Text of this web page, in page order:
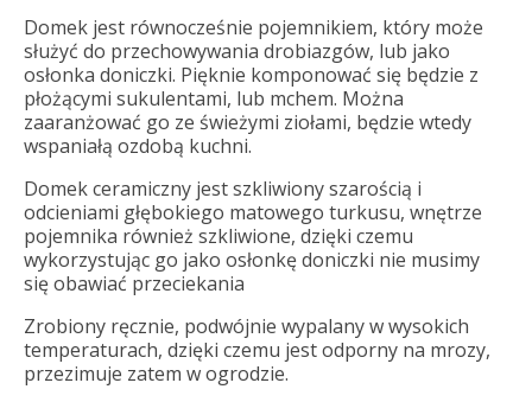
Domek jest równocześnie pojemnikiem, który może
służyć do przechowywania drobiazgów, lub jako
osłonka doniczki. Pięknie komponować się będzie z
płożącymi sukulentami, lub mchem. Można
zaaranżować go ze świeżymi ziołami, będzie wtedy
wspaniałą ozdobą kuchni.
Domek ceramiczny jest szkliwiony szarością i
odcieniami głębokiego matowego turkusu, wnętrze
pojemnika również szkliwione, dzięki czemu
wykorzystując go jako osłonkę doniczki nie musimy
się obawiać przeciekania
Zrobiony ręcznie, podwójnie wypalany w wysokich
temperaturach, dzięki czemu jest odporny na mrozy,
przezimuje zatem w ogrodzie.